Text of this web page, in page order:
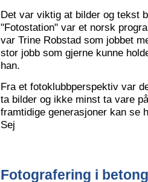
Det var viktig at bilder og tekst
"Fotostation" var et norsk
var Trine Robstad som jobbet
stor jobb som gjerne kunne
han.
Fra et fotoklubbperspektiv var
ta bilder og ikke minst ta vare
framtidige generasjoner kan se
Sej
Fotografering i